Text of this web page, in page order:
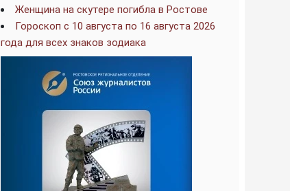
Женщина на скутере погибла в Ростове
Гороскоп с 10 августа по 16 августа 2026
года для всех знаков зодиака